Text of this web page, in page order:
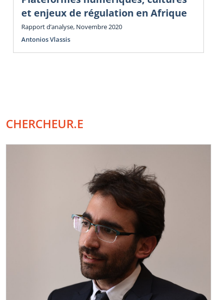
et enjeux de régulation en Afrique
Rapport d’analyse, Novembre 2020
Antonios Vlassis
CHERCHEUR.E